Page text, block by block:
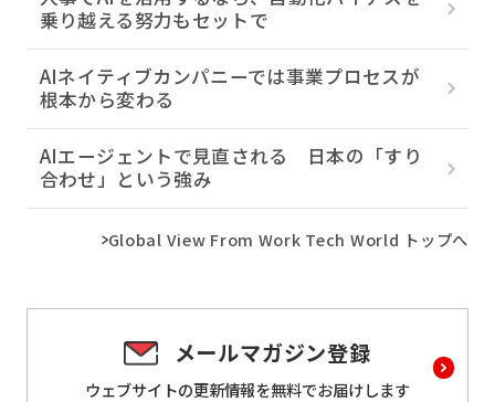
乗り越える努力もセットで
AIネイティブカンパニーでは事業プロセスが
根本から変わる
AIエージェントで見直される 日本の「すり
合わせ」という強み
Global View From Work Tech World トップへ
メールマガジン登録
ウェブサイトの更新情報を無料でお届けします